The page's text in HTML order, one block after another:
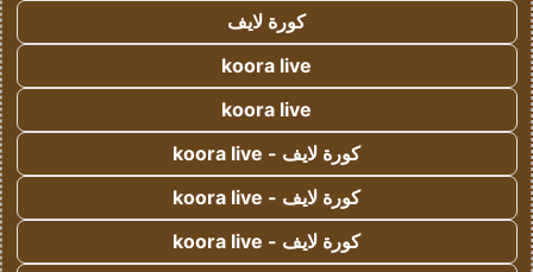
كورة لايف
koora live
koora live
كورة لايف - koora live
كورة لايف - koora live
كورة لايف - koora live